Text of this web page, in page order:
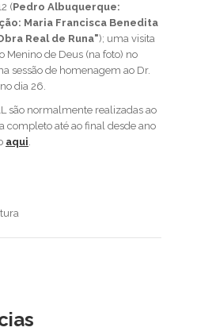
(Pedro Albuquerque:
Maria Francisca Benedita
Real de Runa"); uma visita
Menino de Deus (na foto) no
sessão de homenagem ao Dr.
dia 26.
são normalmente realizadas ao
completo até ao final desde ano
aqui.